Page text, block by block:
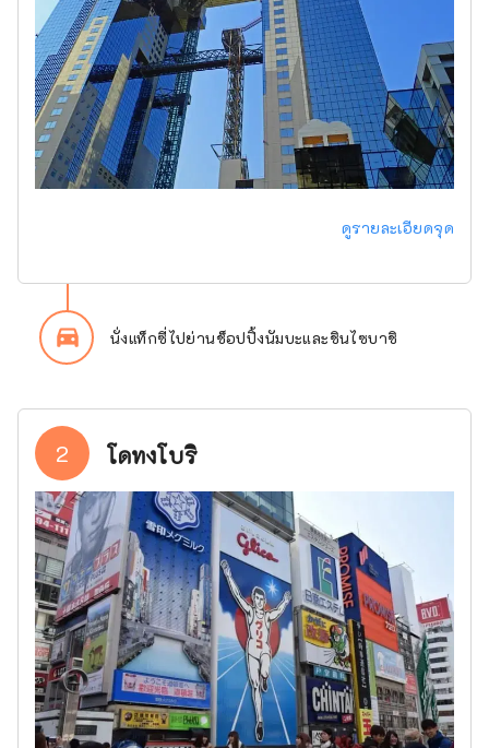
ดูรายละเอียดจุด
directions_car_filled นั่งแท็กซี่ไปย่านช็อปปิ้งนัมบะและชินไซบาชิ
2 โดทงโบริ